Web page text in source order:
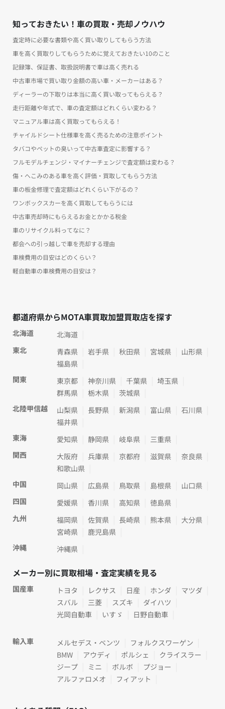
知っておきたい！車の買取・売却ノウハウ
査定時に必要な書類や高く買い取りしてもらう方法
車を高く買取りしてもらうために覚えておきたい10のこと
記録簿、保証書、取扱説明書で車は高く売れる
中古車市場で買い取り金額の高い車・メーカーはある？
ディーラーの下取りは本当に高く買い取ってもらえる？
走行距離や年式で、車の査定額はどれくらい変わる？
マニュアル車は高く買取ってもらえる！
チャイルドシート仕様車を高く売るための注意ポイント
タバコやペットの臭いって中古車査定に影響する？
フルモデルチェンジ・マイナーチェンジで査定額は変わる？
傷・へこみのある車を高く評価・買取してもらう方法
車の板金修理で査定額はどれくらい下がるの？
ワンボックスカーを高く買取してもらうには
中古車売却時にもらえるお金とかかる税金
車のリサイクル料ってなに？
都会への引っ越しで車を売却する理由
車検費用の目安はどのくらい？
軽自動車の車検費用の目安は？
都道府県からMOTA車買取加盟買取店を探す
北海道
北海道
東北
青森県 岩手県 秋田県 宮城県
山形県
福島県
関東
東京都 神奈川県 千葉県
埼玉県
群馬県
栃木県
茨城県
北陸甲信越
山梨県 長野県 新潟県 富山県
石川県
福井県
東海
愛知県 静岡県 岐阜県
三重県
関西
大阪府 兵庫県 京都府 滋賀県
奈良県
和歌山県
中国
岡山県 広島県 鳥取県 島根県
山口県
四国
愛媛県 香川県 高知県
徳島県
九州
福岡県 佐賀県 長崎県 熊本県
大分県
宮崎県
鹿児島県
沖縄
沖縄県
メーカー別に買取相場・査定実績を見る
国産車 トヨタ レクサス 日産 ホンダ
マツダ
スバル
三菱 スズキ
ダイハツ
光岡自動車
いすゞ 日野自動車
輸入車 メルセデス・ベンツ
フォルクスワーゲン
BMW
アウディ ポルシェ
クライスラー
ジープ
ミニ ボルボ
プジョー
アルファロメオ
フィアット